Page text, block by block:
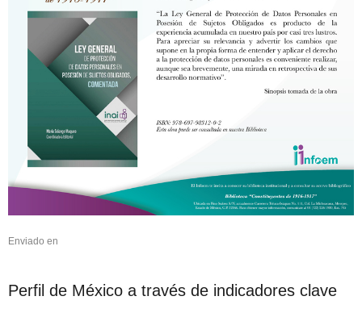
Enviado en
Perfil de México a través de indicadores clave